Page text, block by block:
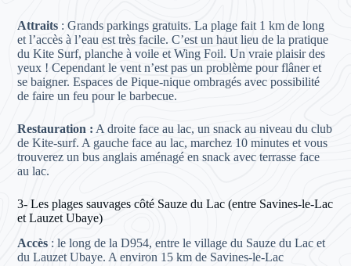
Attraits : Grands parkings gratuits. La plage fait 1 km de long
et l’accès à l’eau est très facile. C’est un haut lieu de la pratique
du Kite Surf, planche à voile et Wing Foil. Un vraie plaisir des
yeux ! Cependant le vent n’est pas un problème pour flâner et
se baigner. Espaces de Pique-nique ombragés avec possibilité
de faire un feu pour le barbecue.
Restauration : A droite face au lac, un snack au niveau du club
de Kite-surf. A gauche face au lac, marchez 10 minutes et vous
trouverez un bus anglais aménagé en snack avec terrasse face
au lac.
3- Les plages sauvages côté Sauze du Lac (entre Savines-le-Lac
et Lauzet Ubaye)
Accès : le long de la D954, entre le village du Sauze du Lac et
du Lauzet Ubaye. A environ 15 km de Savines-le-Lac